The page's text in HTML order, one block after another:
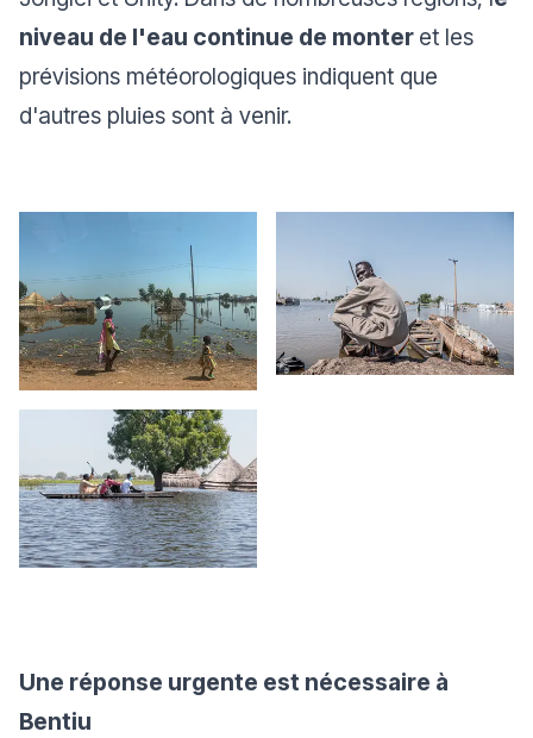
niveau de l'eau continue de monter et les
prévisions météorologiques indiquent que
d'autres pluies sont à venir.
Une réponse urgente est nécessaire à
Bentiu